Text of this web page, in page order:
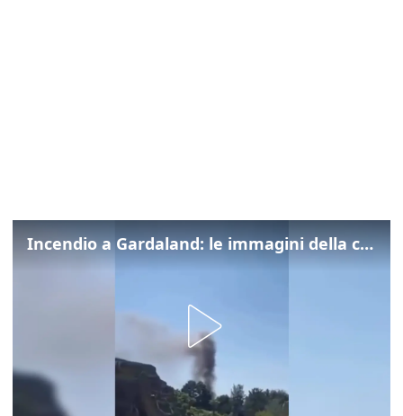
Incendio a Gardaland: le immagini della colonna di fumo